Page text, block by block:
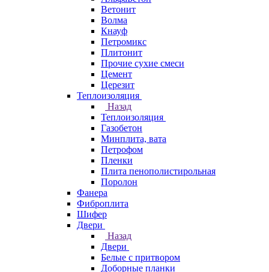
Ветонит
Волма
Кнауф
Петромикс
Плитонит
Прочие сухие смеси
Цемент
Церезит
Теплоизоляция
Назад
Теплоизоляция
Газобетон
Минплита, вата
Петрофом
Пленки
Плита пенополистирольная
Поролон
Фанера
Фиброплита
Шифер
Двери
Назад
Двери
Белые с притвором
Доборные планки